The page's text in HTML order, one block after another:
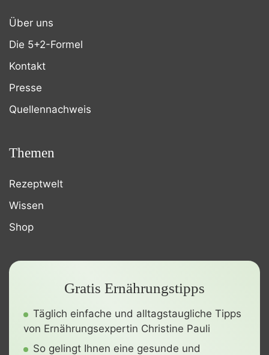
Über uns
Die 5+2-Formel
Kontakt
Presse
Quellennachweis
Themen
Rezeptwelt
Wissen
Shop
Gratis Ernährungstipps
Täglich einfache und alltagstaugliche Tipps
von Ernährungsexpertin Christine Pauli
So gelingt Ihnen eine gesunde und